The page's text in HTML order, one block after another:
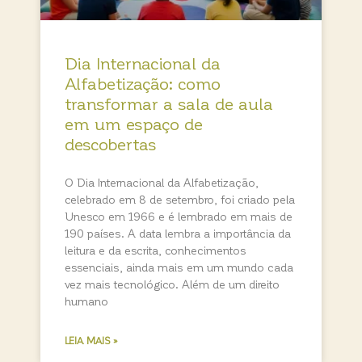
Dia Internacional da
Alfabetização: como
transformar a sala de aula
em um espaço de
descobertas
O Dia Internacional da Alfabetização,
celebrado em 8 de setembro, foi criado pela
Unesco em 1966 e é lembrado em mais de
190 países. A data lembra a importância da
leitura e da escrita, conhecimentos
essenciais, ainda mais em um mundo cada
vez mais tecnológico. Além de um direito
humano
LEIA MAIS »